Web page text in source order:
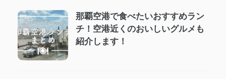
那覇空港で食べたいおすすめラン
チ！空港近くのおいしいグルメも
紹介します！